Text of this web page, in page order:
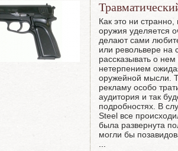
Как это ни
оружия уделяется
делают сами
или револьвере на
рассказывать о
нетерпением
оружейной мысли.
рекламу особо
аудитория и так
подробностях. В
Steel все
была развернута
могли бы